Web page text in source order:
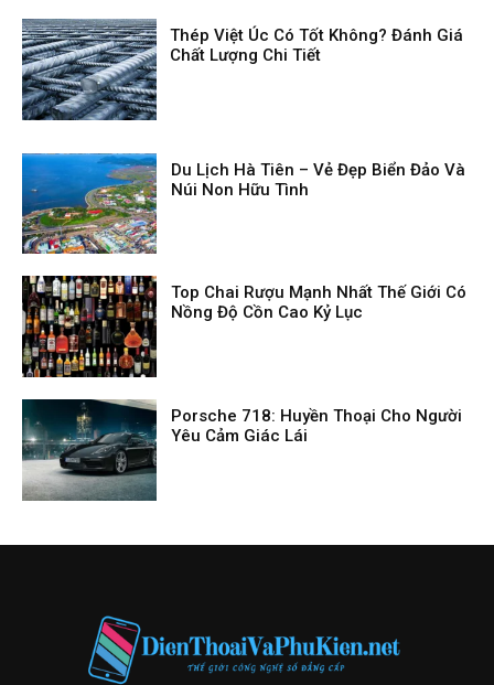
Thép Việt Úc Có Tốt Không? Đánh Giá
Chất Lượng Chi Tiết
Du Lịch Hà Tiên – Vẻ Đẹp Biển Đảo Và
Núi Non Hữu Tình
Top Chai Rượu Mạnh Nhất Thế Giới Có
Nồng Độ Cồn Cao Kỷ Lục
Porsche 718: Huyền Thoại Cho Người
Yêu Cảm Giác Lái